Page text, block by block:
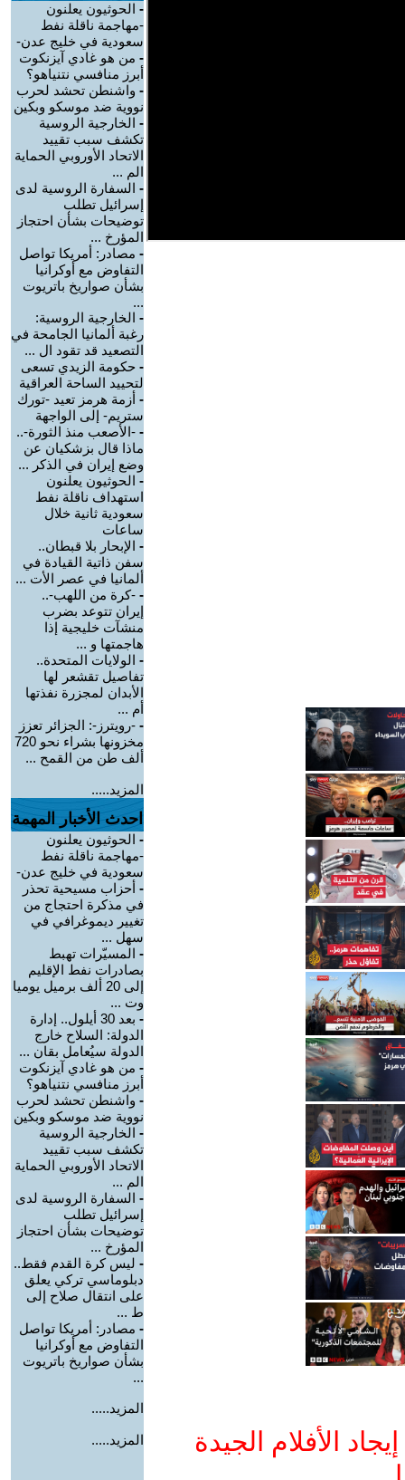
الأفلام الجيدة
- الحوثيون يعلنون
-مهاجمة ناقلة نفط
سعودية في خليج عدن-
- من هو غادي آيزنكوت
أبرز منافسي نتنياهو؟
- واشنطن تحشد لحرب
نووية ضد موسكو وبكين
- الخارجية الروسية
تكشف سبب تقييد
الاتحاد الأوروبي الحماية
الم ...
- السفارة الروسية لدى
إسرائيل تطلب
توضيحات بشأن احتجاز
المؤرخ ...
- مصادر: أمريكا تواصل
التفاوض مع أوكرانيا
بشأن صواريخ باتريوت
...
- الخارجية الروسية:
رغبة ألمانيا الجامحة في
التصعيد قد تقود ال ...
- حكومة الزيدي تسعى
لتحييد الساحة العراقية
- أزمة هرمز تعيد -تورك
ستريم- إلى الواجهة
- -الأصعب منذ الثورة-..
ماذا قال بزشكيان عن
وضع إيران في الذكر ...
- الحوثيون يعلنون
استهداف ناقلة نفط
سعودية ثانية خلال
ساعات
- الإبحار بلا قبطان..
سفن ذاتية القيادة في
ألمانيا في عصر الأت ...
- -كرة من اللهب-..
إيران تتوعد بضرب
منشآت خليجية إذا
هاجمتها و ...
- الولايات المتحدة..
تفاصيل تقشعر لها
الأبدان لمجزرة نفذتها
أم ...
- -رويترز-: الجزائر تعزز
مخزونها بشراء نحو 720
ألف طن من القمح ...
المزيد.....
احدث الأخبار المهمة
- الحوثيون يعلنون
-مهاجمة ناقلة نفط
سعودية في خليج عدن-
- أحزاب مسيحية تحذر
في مذكرة احتجاج من
تغيير ديموغرافي في
سهل ...
- المسيّرات تهبط
بصادرات نفط الإقليم
إلى 20 ألف برميل يوميا
وت ...
-
بعد 30 أيلول.. إدارة
الدولة: السلاح خارج
الدولة سيُعامل بقان ...
- من هو غادي آيزنكوت
أبرز منافسي نتنياهو؟
- واشنطن تحشد لحرب
نووية ضد موسكو وبكين
- الخارجية الروسية
تكشف سبب تقييد
الاتحاد الأوروبي الحماية
الم ...
- السفارة الروسية لدى
إسرائيل تطلب
توضيحات بشأن احتجاز
المؤرخ ...
- ليس كرة القدم فقط..
دبلوماسي تركي يعلق
على انتقال صلاح إلى
ط ...
- مصادر: أمريكا تواصل
التفاوض مع أوكرانيا
بشأن صواريخ باتريوت
...
المزيد.....
المزيد.....